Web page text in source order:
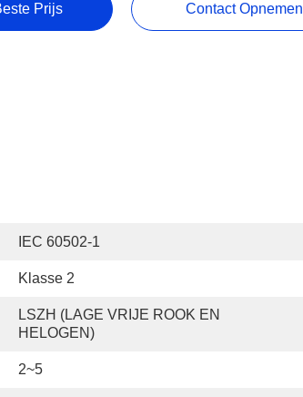
Prijs Contact Opnemen
IEC 60502-1
Klasse 2
LSZH (LAGE VRIJE ROOK EN
HELOGEN)
2~5